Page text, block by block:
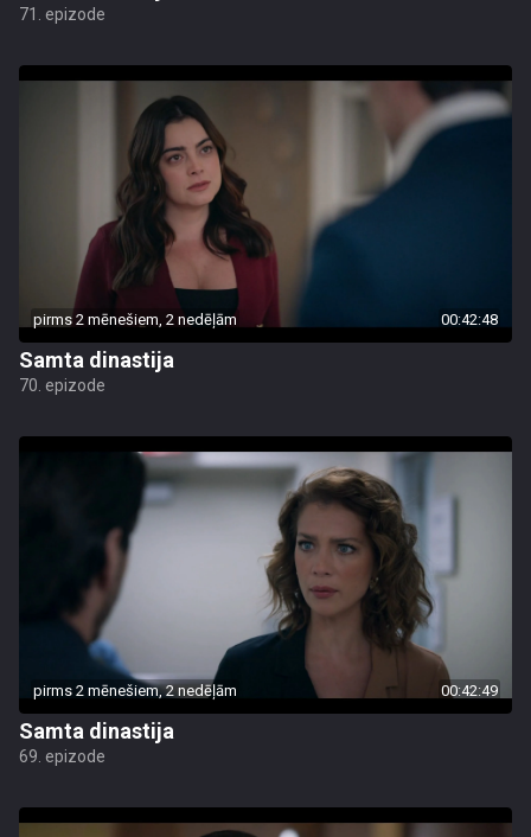
71. epizode
pirms 2 mēnešiem, 2 nedēļām 00:42:48
Samta dinastija
70. epizode
pirms 2 mēnešiem, 2 nedēļām 00:42:49
Samta dinastija
69. epizode